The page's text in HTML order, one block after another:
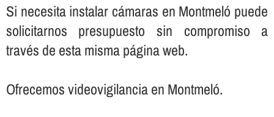
Si necesita instalar cámaras en Montmeló puede
solicitarnos presupuesto sin compromiso a
través de esta misma página web.
Ofrecemos videovigilancia en Montmeló.